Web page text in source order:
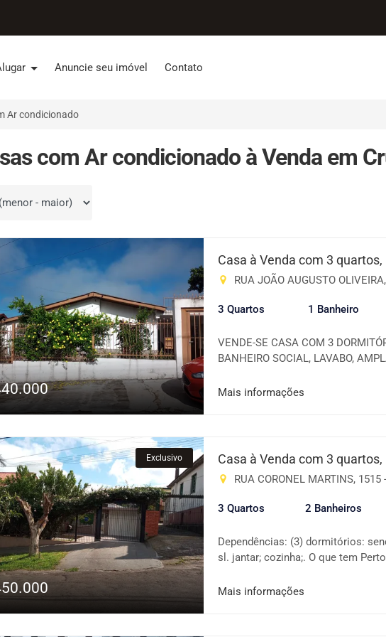
Anuncie seu imóvel Contato
Ar condicionado
com Ar condicionado à Venda em
Casa à Venda com 3 quartos,
RUA JOÃO AUGUSTO
3 Quartos 1 Banheiro
VENDE-SE CASA COM 3
BANHEIRO SOCIAL, LAVABO,
COM MORADOR. VISITAS
Mais informações
Exclusivo Casa à Venda com 3 quartos,
RUA CORONEL MARTINS,
3 Quartos 2 Banheiros
Dependências: (3) dormitórios:
sl. jantar; cozinha;. O que tem
Hospital, Igreja Católica,
Mais informações